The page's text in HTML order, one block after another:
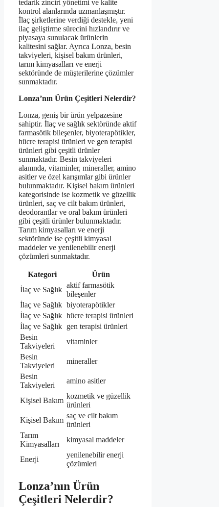
tedarik zinciri yönetimi ve kalite
kontrol alanlarında uzmanlaşmıştır.
İlaç şirketlerine verdiği destekle, yeni
ilaç geliştirme sürecini hızlandırır ve
piyasaya sunulacak ürünlerin
kalitesini sağlar. Ayrıca Lonza, besin
takviyeleri, kişisel bakım ürünleri,
tarım kimyasalları ve enerji
sektöründe de müşterilerine çözümler
sunmaktadır.
Lonza’nın Ürün Çeşitleri Nelerdir?
Lonza, geniş bir ürün yelpazesine
sahiptir. İlaç ve sağlık sektöründe aktif
farmasötik bileşenler, biyoterapötikler,
hücre terapisi ürünleri ve gen terapisi
ürünleri gibi çeşitli ürünler
sunmaktadır. Besin takviyeleri
alanında, vitaminler, mineraller, amino
asitler ve özel karışımlar gibi ürünler
bulunmaktadır. Kişisel bakım ürünleri
kategorisinde ise kozmetik ve güzellik
ürünleri, saç ve cilt bakım ürünleri,
deodorantlar ve oral bakım ürünleri
gibi çeşitli ürünler bulunmaktadır.
Tarım kimyasalları ve enerji
sektöründe ise çeşitli kimyasal
maddeler ve yenilenebilir enerji
çözümleri sunmaktadır.
Kategori
Ürün
İlaç ve Sağlık
aktif farmasötik
bileşenler
İlaç ve Sağlık biyoterapötikler
İlaç ve Sağlık hücre terapisi ürünleri
İlaç ve Sağlık gen terapisi ürünleri
Besin
Takviyeleri
vitaminler
Besin
Takviyeleri
mineraller
Besin
Takviyeleri
amino asitler
Kişisel Bakım
kozmetik ve güzellik
ürünleri
Kişisel Bakım
saç ve cilt bakım
ürünleri
Tarım
Kimyasalları
kimyasal maddeler
Enerji
yenilenebilir enerji
çözümleri
Lonza’nın Ürün
Çeşitleri Nelerdir?